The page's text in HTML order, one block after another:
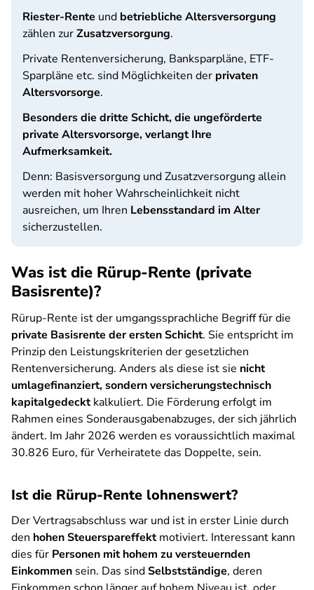
Riester-Rente und betriebliche Altersversorgung
zählen zurZusatzversorgung.
Private Rentenversicherung, Banksparpläne, ETF-
Sparpläne etc. sind Möglichkeiten der privaten
Altersvorsorge.
Besonders die dritte Schicht, die ungeförderte
private Altersvorsorge, verlangt Ihre
Aufmerksamkeit.
Denn: Basisversorgung und Zusatzversorgung allein
werden mit hoher Wahrscheinlichkeit nicht
ausreichen, um Ihren Lebensstandard im Alter
sicherzustellen.
Was ist die Rürup-Rente (private
Basisrente)?
Rürup-Rente ist der umgangssprachliche Begriff für die
private Basisrente der ersten Schicht. Sie entspricht im
Prinzip den Leistungskriterien der gesetzlichen
Rentenversicherung. Anders als diese ist sie nicht
umlagefinanziert, sondern versicherungstechnisch
kapitalgedecktkalkuliert. Die Förderung erfolgt im
Rahmen eines Sonderausgabenabzuges, der sich jährlich
ändert. Im Jahr 2026 werden es voraussichtlich maximal
30.826 Euro, für Verheiratete das Doppelte, sein.
Ist die Rürup-Rente lohnenswert?
Der Vertragsabschluss war und ist in erster Linie durch
den hohen Steuerspareffektmotiviert. Interessant kann
dies für Personen mit hohem zu versteuernden
Einkommen sein. Das sindSelbstständige, deren